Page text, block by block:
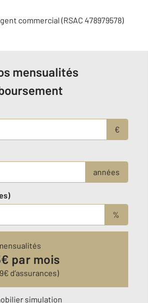
commercial (RSAC 478979578)
mensualités
€
années
%
€ par mois
€ d’assurances)
simulation